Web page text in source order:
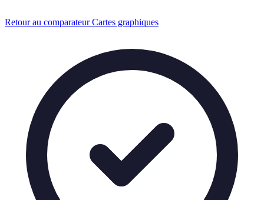
Retour au comparateur Cartes graphiques